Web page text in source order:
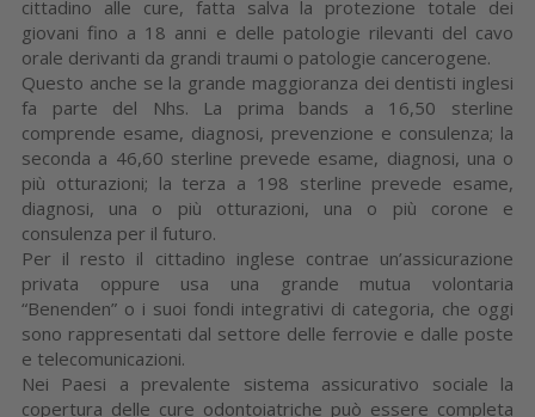
cittadino alle cure, fatta salva la protezione totale dei
giovani fino a 18 anni e delle patologie rilevanti del cavo
orale derivanti da grandi traumi o patologie cancerogene.
Questo anche se la grande maggioranza dei dentisti inglesi
fa parte del Nhs. La prima bands a 16,50 sterline
comprende esame, diagnosi, prevenzione e consulenza; la
seconda a 46,60 sterline prevede esame, diagnosi, una o
più otturazioni; la terza a 198 sterline prevede esame,
diagnosi, una o più otturazioni, una o più corone e
consulenza per il futuro.
Per il resto il cittadino inglese contrae un’assicurazione
privata oppure usa una grande mutua volontaria
“Benenden” o i suoi fondi integrativi di categoria, che oggi
sono rappresentati dal settore delle ferrovie e dalle poste
e telecomunicazioni.
Nei Paesi a prevalente sistema assicurativo sociale la
copertura delle cure odontoiatriche può essere completa